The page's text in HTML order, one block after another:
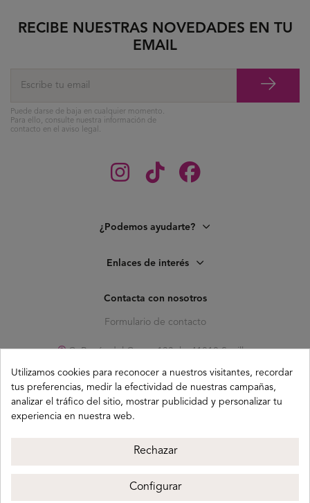
¿Podemos ayudarte?
Enlaces de interés
Contacta con nosotros
Formulario de contacto
C. Pagés del Corro, 133, b, 41010 Sevilla
info@buganco.com
RECIBE NUESTRAS NOVEDADES EN TU
EMAIL
Puede darse de baja en cualquier momento.
Para ello, consulte nuestra información de
contacto en el aviso legal.
Buganco 2026
Métodos de pago
Utilizamos cookies para reconocer a nuestros visitantes, recordar
tus preferencias, medir la efectividad de nuestras campañas,
analizar el tráfico del sitio, mostrar publicidad y personalizar tu
experiencia en nuestra web.
Rechazar
Configurar